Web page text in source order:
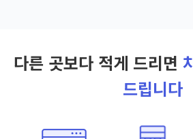
다른 곳보다 적게 드리면
드립니다